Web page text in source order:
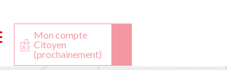
Mon compte
Citoyen
(prochainement)